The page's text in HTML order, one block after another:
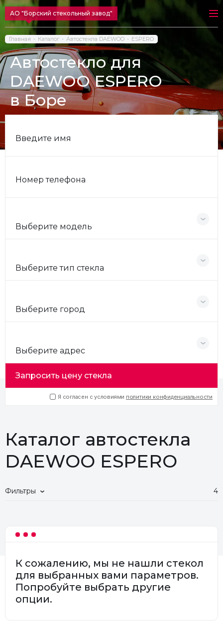
АО "Борский стекольный завод"
Главная Каталог Автостекла DAEWOO ESPERO
Автостекло для
DAEWOO ESPERO
в Боре
Введите имя
Номер телефона
Выберите модель
Выберите тип стекла
Выберите город
Выберите адрес
Запросить цену стекла
Я согласен с условиями политики конфиденциальности
Каталог автостекла
DAEWOO ESPERO
Фильтры 4
К сожалению, мы не нашли стекол
для выбранных вами параметров.
Попробуйте выбрать другие
опции.